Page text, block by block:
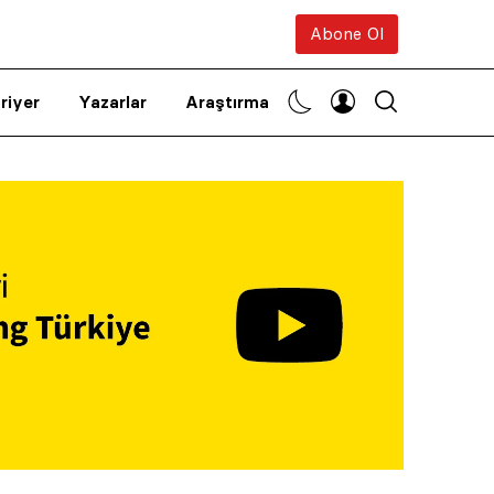
Abone Ol
Yazarlar Araştırma